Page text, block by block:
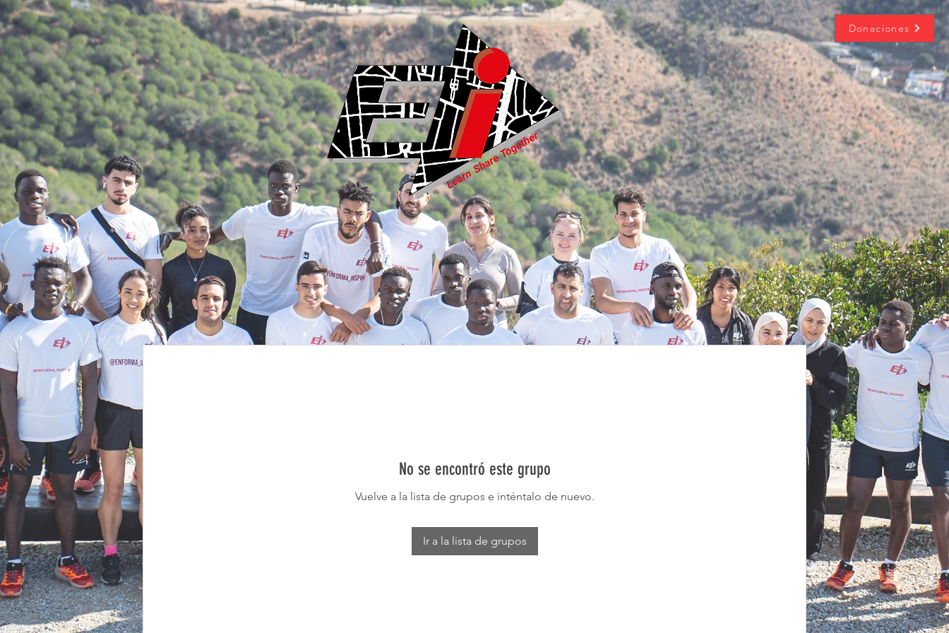
Donaciones
No se encontró este grupo
Vuelve a la lista de grupos e inténtalo de nuevo.
Ir a la lista de grupos